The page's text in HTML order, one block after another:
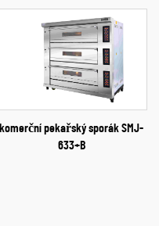
komerční pekařský sporák SMJ-
633+B